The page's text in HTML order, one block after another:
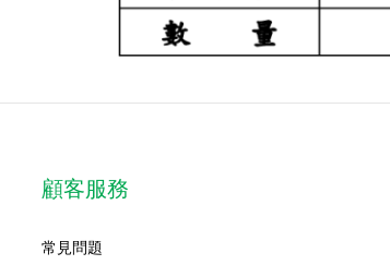
顧客服務
常見問題